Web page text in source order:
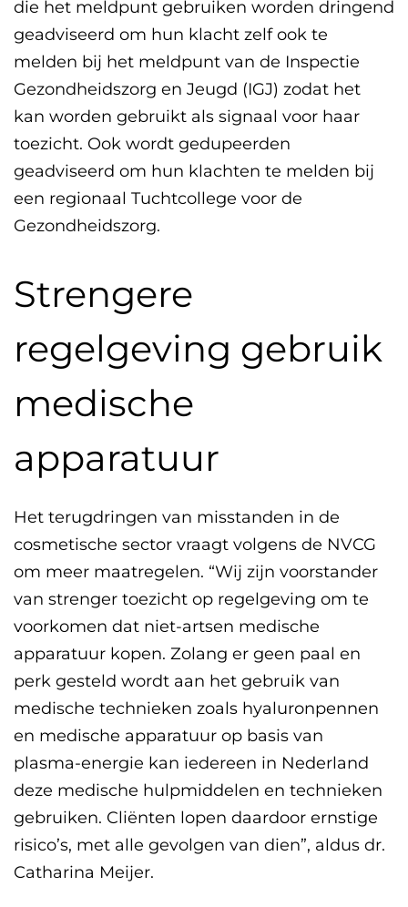
die het meldpunt gebruiken worden dringend
geadviseerd om hun klacht zelf ook te
melden bij het meldpunt van de Inspectie
Gezondheidszorg en Jeugd (IGJ) zodat het
kan worden gebruikt als signaal voor haar
toezicht. Ook wordt gedupeerden
geadviseerd om hun klachten te melden bij
een regionaal Tuchtcollege voor de
Gezondheidszorg.
Strengere
regelgeving gebruik
medische
apparatuur
Het terugdringen van misstanden in de
cosmetische sector vraagt volgens de NVCG
om meer maatregelen. “Wij zijn voorstander
van strenger toezicht op regelgeving om te
voorkomen dat niet-artsen medische
apparatuur kopen. Zolang er geen paal en
perk gesteld wordt aan het gebruik van
medische technieken zoals hyaluronpennen
en medische apparatuur op basis van
plasma-energie kan iedereen in Nederland
deze medische hulpmiddelen en technieken
gebruiken. Cliënten lopen daardoor ernstige
risico’s, met alle gevolgen van dien”, aldus dr.
Catharina Meijer.